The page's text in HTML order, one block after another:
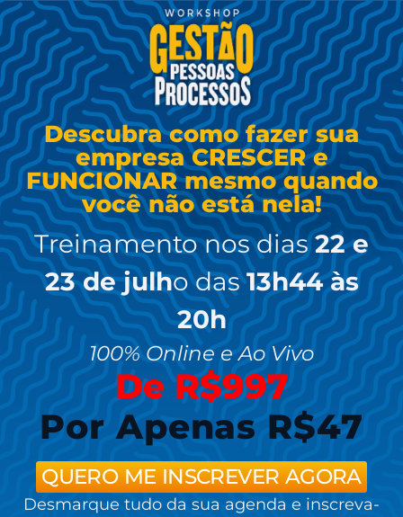
Descubra como fazer sua
empresa CRESCER e
FUNCIONAR mesmo quando
você não está nela!
Treinamento nos dias22 e
23 de julho das13h44 às
20h
100% Online e Ao Vivo
De R$997
Por Apenas R$47
QUERO ME INSCREVER AGORA
Desmarque tudo da sua agenda e inscreva-